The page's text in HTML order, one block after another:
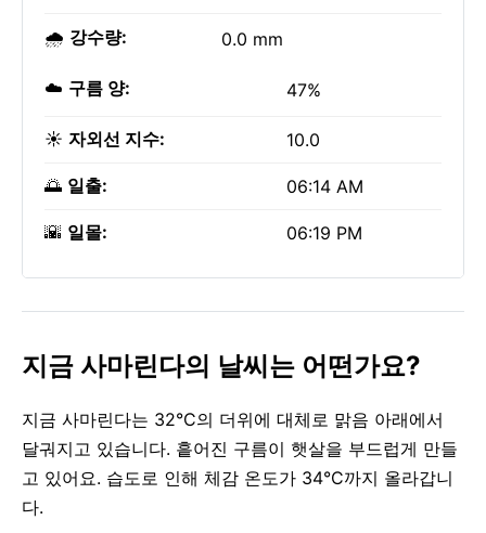
🌧️ 강수량: 0.0 mm
☁️ 구름 양: 47%
☀️ 자외선 지수: 10.0
🌅 일출: 06:14 AM
🌇 일몰: 06:19 PM
지금 사마린다의 날씨는 어떤가요?
지금 사마린다는 32°C의 더위에 대체로 맑음 아래에서
달궈지고 있습니다. 흩어진 구름이 햇살을 부드럽게 만들
고 있어요. 습도로 인해 체감 온도가 34°C까지 올라갑니
다.